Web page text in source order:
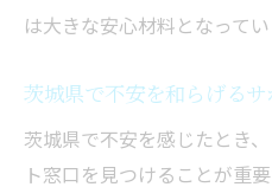
は大きな安心材料となってい
茨城県で不安を和らげる
茨城県で不安を感じたとき
ト窓口を見つけることが重